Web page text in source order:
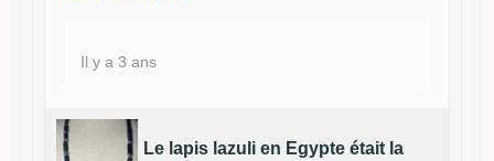
Il y a 3 ans
Le lapis lazuli en Egypte était la